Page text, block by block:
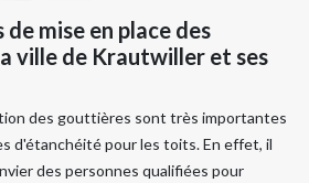
mise en place des
ville de Krautwiller et ses
des gouttières sont très importantes
d'étanchéité pour les toits. En effet, il
des personnes qualifiées pour